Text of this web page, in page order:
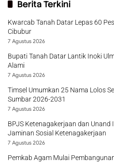
Berita Terkini
Kwarcab Tanah Datar Lepas 60
Cibubur
7 Agustus 2026
Bupati Tanah Datar Lantik Inoki
Alami
7 Agustus 2026
Timsel Umumkan 25 Nama Lolos
Sumbar 2026-2031
7 Agustus 2026
BPJS Ketenagakerjaan dan
Jaminan Sosial Ketenagakerjaan
7 Agustus 2026
Pemkab Agam Mulai